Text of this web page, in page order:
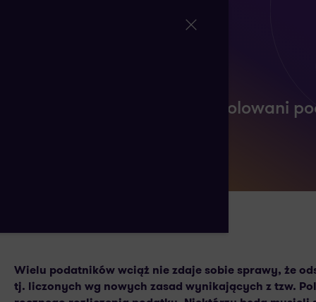
Zrolowani kadrowcy i wyrolowani
Wielu podatników wciąż nie zdaje sobie sprawy, że
tj. liczonych wg nowych zasad wynikających z tzw.